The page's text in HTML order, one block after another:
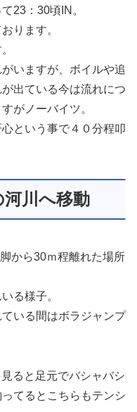
23：30頃IN。
ります。
いますが、ボイルや追
出ている今は流れにつ
がノーバイツ。
という事で４０分程叩
河川へ移動
から30ｍ程離れた場所
る様子。
いる間はボラジャンプ
ると足元でバシャバシ
てるとこちらもテンシ